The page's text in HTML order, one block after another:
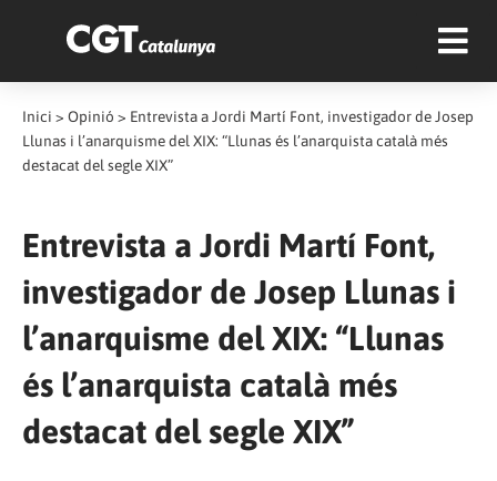
Inici > Opinió > Entrevista a Jordi Martí Font, investigador de Josep
Llunas i l’anarquisme del XIX: “Llunas és l’anarquista català més
destacat del segle XIX”
Entrevista a Jordi Martí Font,
investigador de Josep Llunas i
l’anarquisme del XIX: “Llunas
és l’anarquista català més
destacat del segle XIX”